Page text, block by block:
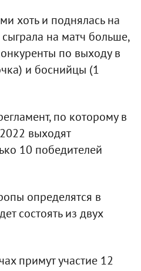
хоть и поднялась на
на матч больше,
по выходу в
и боснийцы (1
по которому в
выходят
10 победителей
определятся в
состоять из двух
примут участие 12